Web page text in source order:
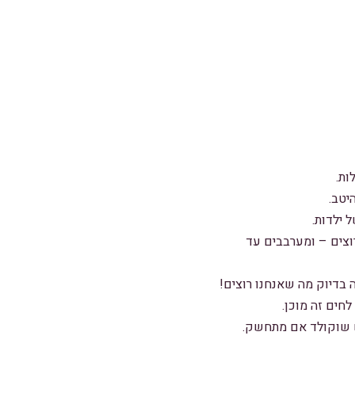
ילדות.
– ומערבבים עד
בדיוק מה שאנחנו רוצים!
זה מוכן.